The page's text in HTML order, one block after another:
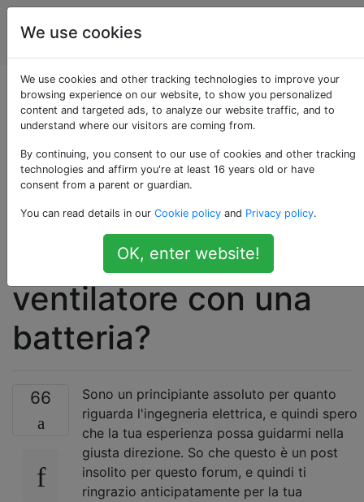
Ingegnere
elettrico
Sono un
quadriplegico.
Sarebbe possibile
alimentare il mio
umidificatore del
ventilatore con una
batteria?
66
Sono un principiante assoluto per quanto
riguarda l'ingegneria elettrica, e quindi spero
che la tua esperienza possa guidarmi nella
giusta direzione. So che questo è un post
insolito per questo forum, e quindi ti
ringrazio anticipatamente per la tua
We use cookies
We use cookies and other tracking technologies to improve your
browsing experience on our website, to show you personalized
content and targeted ads, to analyze our website traffic, and to
understand where our visitors are coming from.
By continuing, you consent to our use of cookies and other tracking
technologies and affirm you're at least 16 years old or have
consent from a parent or guardian.
You can read details in our Cookie policy and Privacy policy.
OK, enter website!